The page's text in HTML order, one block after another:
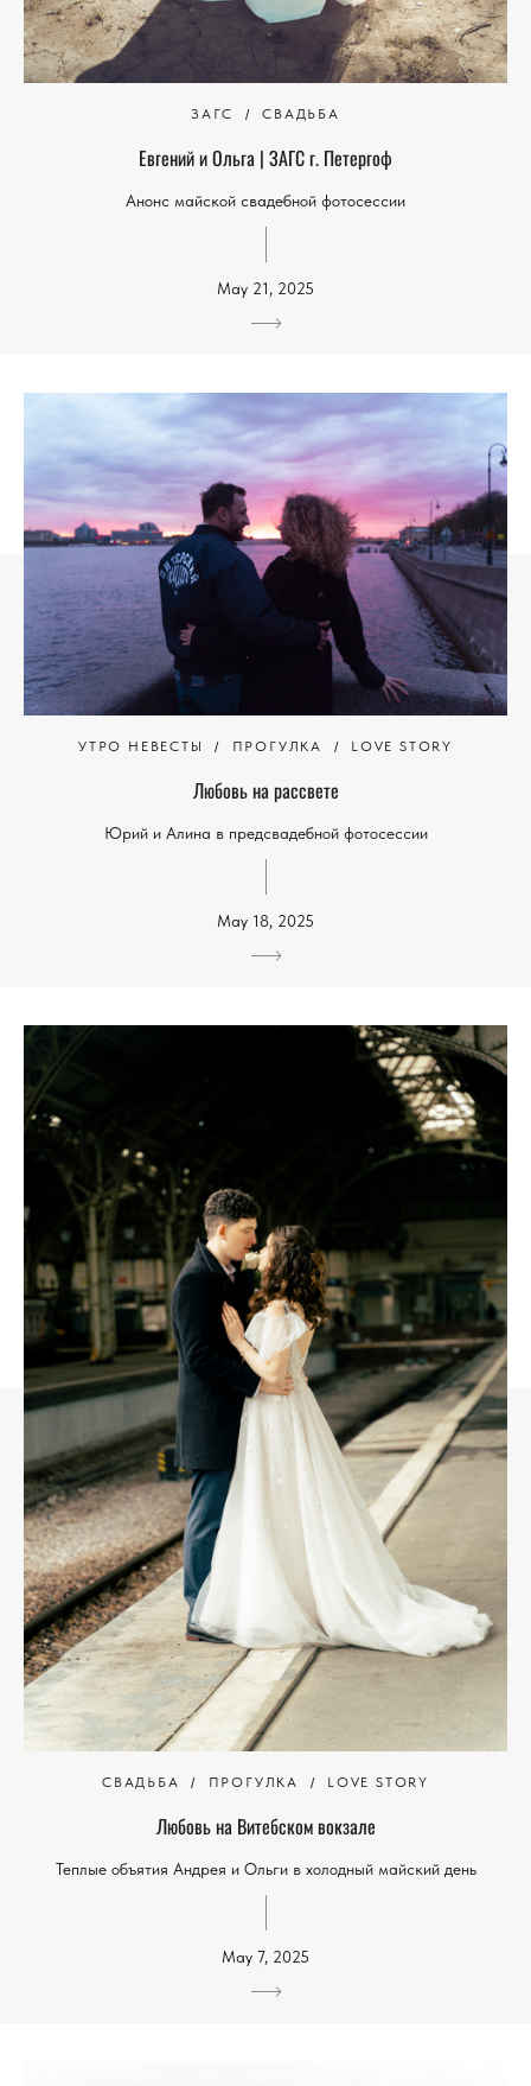
ЗАГС СВАДЬБА
Евгений и Ольга | ЗАГС г. Петергоф
Анонс майской свадебной фотосессии
May 21, 2025
УТРО НЕВЕСТЫ ПРОГУЛКА LOVE STORY
Любовь на рассвете
Юрий и Алина в предсвадебной фотосессии
May 18, 2025
СВАДЬБА ПРОГУЛКА LOVE STORY
Любовь на Витебском вокзале
Теплые объятия Андрея и Ольги в холодный майский день
May 7, 2025